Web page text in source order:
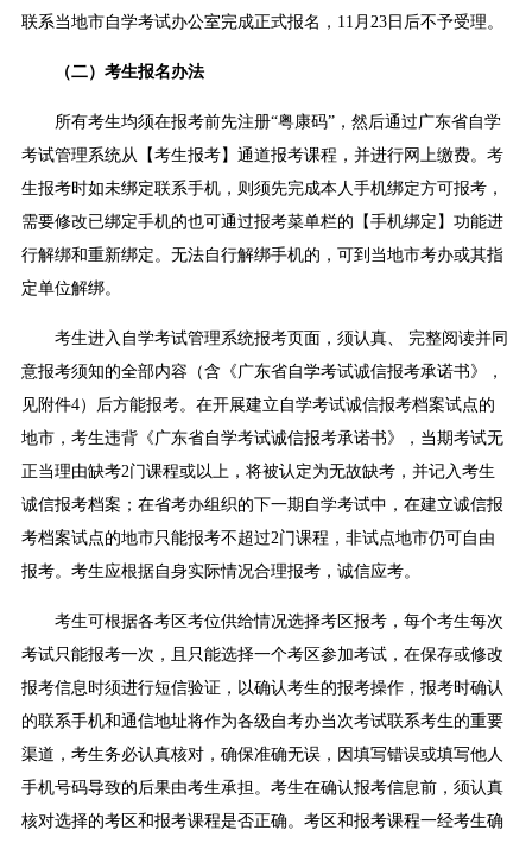
联系当地市自学考试办公室完成正式报名，11月23日后不予受理。
（二）考生报名办法
所有考生均须在报考前先注册“粤康码”，然后通过广东省自学
考试管理系统从【考生报考】通道报考课程，并进行网上缴费。考
生报考时如未绑定联系手机，则须先完成本人手机绑定方可报考，
需要修改已绑定手机的也可通过报考菜单栏的【手机绑定】功能进
行解绑和重新绑定。无法自行解绑手机的，可到当地市考办或其指
定单位解绑。
考生进入自学考试管理系统报考页面，须认真、 完整阅读并同
意报考须知的全部内容（含《广东省自学考试诚信报考承诺书》，
见附件4）后方能报考。在开展建立自学考试诚信报考档案试点的
地市，考生违背《广东省自学考试诚信报考承诺书》，当期考试无
正当理由缺考2门课程或以上，将被认定为无故缺考，并记入考生
诚信报考档案；在省考办组织的下一期自学考试中，在建立诚信报
考档案试点的地市只能报考不超过2门课程，非试点地市仍可自由
报考。考生应根据自身实际情况合理报考，诚信应考。
考生可根据各考区考位供给情况选择考区报考，每个考生每次
考试只能报考一次，且只能选择一个考区参加考试，在保存或修改
报考信息时须进行短信验证，以确认考生的报考操作，报考时确认
的联系手机和通信地址将作为各级自考办当次考试联系考生的重要
渠道，考生务必认真核对，确保准确无误，因填写错误或填写他人
手机号码导致的后果由考生承担。考生在确认报考信息前，须认真
核对选择的考区和报考课程是否正确。考区和报考课程一经考生确